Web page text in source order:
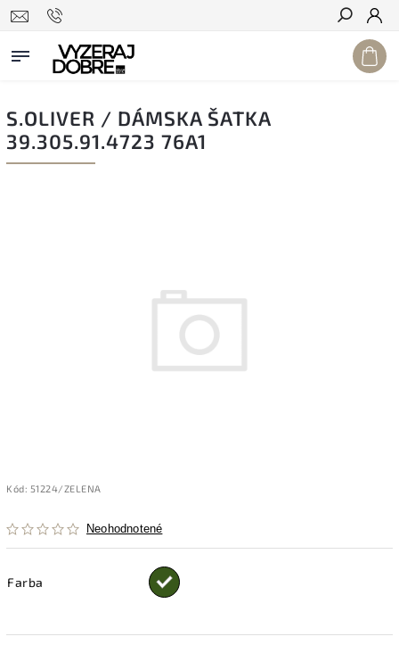
Hľadať
S.OLIVER / DÁMSKA ŠATKA
39.305.91.4723 76A1
Kód: 51224/ZELENA
Neohodnotené
Farba